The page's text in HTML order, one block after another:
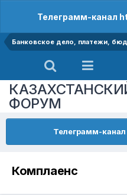
Телеграмм-канал
Банковское дело, платежи,
ФОРУМ
Телеграмм-
Комплаенс